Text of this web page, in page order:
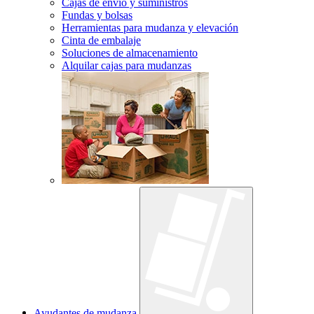
Fundas y bolsas
Herramientas para mudanza y elevación
Cinta de embalaje
Soluciones de almacenamiento
Alquilar cajas para mudanzas